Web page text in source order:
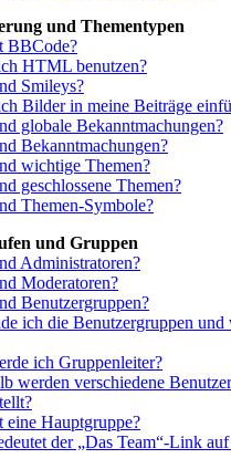
und Thementypen
BBCode?
HTML benutzen?
Smileys?
Bilder in meine Beiträge
globale Bekanntmachungen?
Bekanntmachungen?
wichtige Themen?
geschlossene Themen?
Themen-Symbole?
und Gruppen
Administratoren?
Moderatoren?
Benutzergruppen?
ich die Benutzergruppen und
ich Gruppenleiter?
werden verschiedene
eine Hauptgruppe?
der „Das Team“-Link